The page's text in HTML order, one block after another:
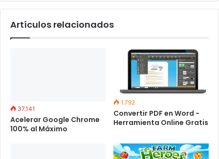
Artículos relacionados
37.141
Acelerar Google Chrome
100% al Máximo
1.792
Convertir PDF en Word -
Herramienta Online Gratis